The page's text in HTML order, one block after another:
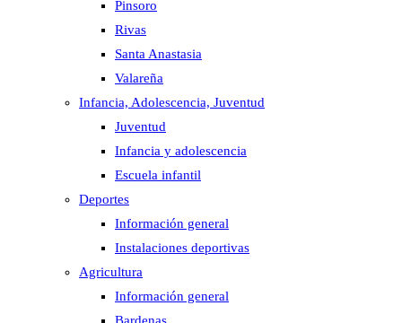
Pinsoro
Rivas
Santa Anastasia
Valareña
Infancia, Adolescencia, Juventud
Juventud
Infancia y adolescencia
Escuela infantil
Deportes
Información general
Instalaciones deportivas
Agricultura
Información general